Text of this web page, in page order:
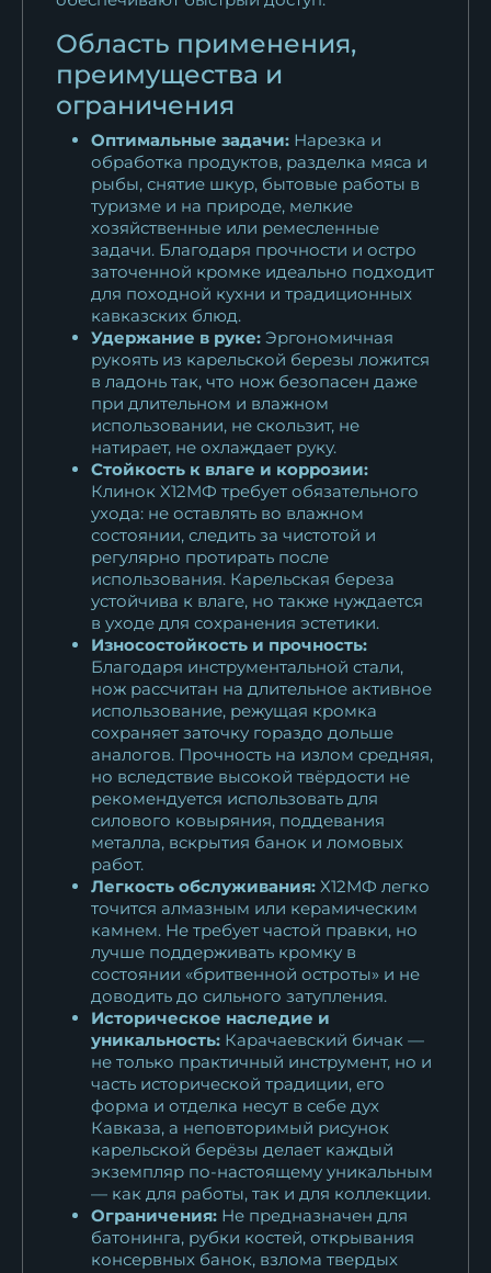
Область применения,
преимущества и
ограничения
Оптимальные задачи: Нарезка и
обработка продуктов, разделка мяса и
рыбы, снятие шкур, бытовые работы в
туризме и на природе, мелкие
хозяйственные или ремесленные
задачи. Благодаря прочности и остро
заточенной кромке идеально подходит
для походной кухни и традиционных
кавказских блюд.
Удержание в руке: Эргономичная
рукоять из карельской березы ложится
в ладонь так, что нож безопасен даже
при длительном и влажном
использовании, не скользит, не
натирает, не охлаждает руку.
Стойкость к влаге и коррозии:
Клинок Х12МФ требует обязательного
ухода: не оставлять во влажном
состоянии, следить за чистотой и
регулярно протирать после
использования. Карельская береза
устойчива к влаге, но также нуждается
в уходе для сохранения эстетики.
Износостойкость и прочность:
Благодаря инструментальной стали,
нож рассчитан на длительное активное
использование, режущая кромка
сохраняет заточку гораздо дольше
аналогов. Прочность на излом средняя,
но вследствие высокой твёрдости не
рекомендуется использовать для
силового ковыряния, поддевания
металла, вскрытия банок и ломовых
работ.
Легкость обслуживания: Х12МФ легко
точится алмазным или керамическим
камнем. Не требует частой правки, но
лучше поддерживать кромку в
состоянии «бритвенной остроты» и не
доводить до сильного затупления.
Историческое наследие и
уникальность: Карачаевский бичак —
не только практичный инструмент, но и
часть исторической традиции, его
форма и отделка несут в себе дух
Кавказа, а неповторимый рисунок
карельской берёзы делает каждый
экземпляр по-настоящему уникальным
— как для работы, так и для коллекции.
Ограничения: Не предназначен для
батонинга, рубки костей, открывания
консервных банок, взлома твердых